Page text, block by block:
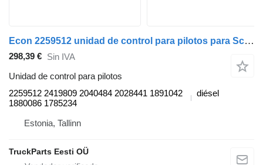
Econ 2259512 unidad de control para pilotos para Scania P,G,R,T-series (2004-2017) cabeza tractora
298,39 € Sin IVA
Unidad de control para pilotos
2259512 2419809 2040484 2028441 1891042
1880086 1785234
diésel
Estonia, Tallinn
TruckParts Eesti OÜ